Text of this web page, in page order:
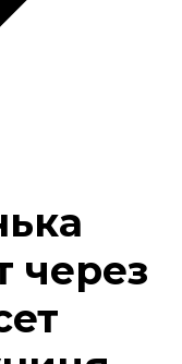
через